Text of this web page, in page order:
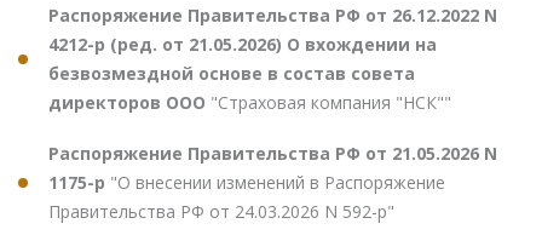
Распоряжение Правительства РФ от 26.12.2022 N
4212-р (ред. от 21.05.2026) О вхождении на
безвозмездной основе в состав совета
директоров ООО "Страховая компания "НСК""
Распоряжение Правительства РФ от 21.05.2026 N
1175-р "О внесении изменений в Распоряжение
Правительства РФ от 24.03.2026 N 592-р"